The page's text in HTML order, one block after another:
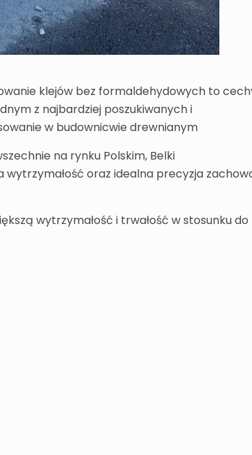
klejów bez formaldehydowych to
z najbardziej poszukiwanych i
w budownicwie drewnianym
na rynku Polskim, Belki
oraz idealna precyzja
wytrzymałość i trwałość w stosunku do